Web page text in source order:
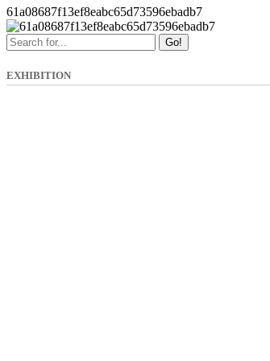
61a08687f13ef8eabc65d73596ebadb7
Go!
EXHIBITION